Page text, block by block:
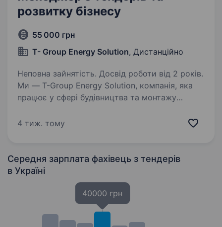
розвитку бізнесу
55 000 грн
T- Group Energy Solution, Дистанційно
Неповна зайнятість. Досвід роботи від 2 років.
Ми — T-Group Energy Solution, компанія, яка
працює у сфері будівництва та монтажу
надає широкий спектр інженерних,
4 тиж. тому
Середня зарплата фахівець з тендерів
в Україні
40000 грн